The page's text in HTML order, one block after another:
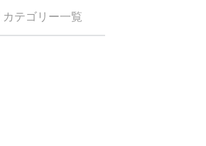
カテゴリー一覧